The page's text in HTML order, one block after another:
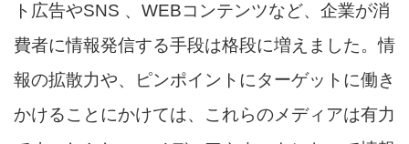
ト広告やSNS 、WEBコンテンツなど、企業が消
費者に情報発信する手段は格段に増えました。情
報の拡散力や、ピンポイントにターゲットに働き
かけることにかけては、これらのメディアは有力